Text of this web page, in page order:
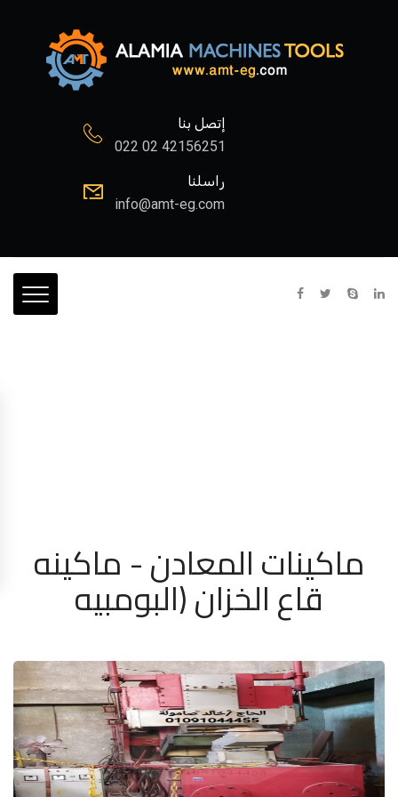
إتصل بنا
022 02 42156251
راسلنا
info@amt-eg.com
ماكينات المعادن - ماكينه
قاع الخزان (البومبيه